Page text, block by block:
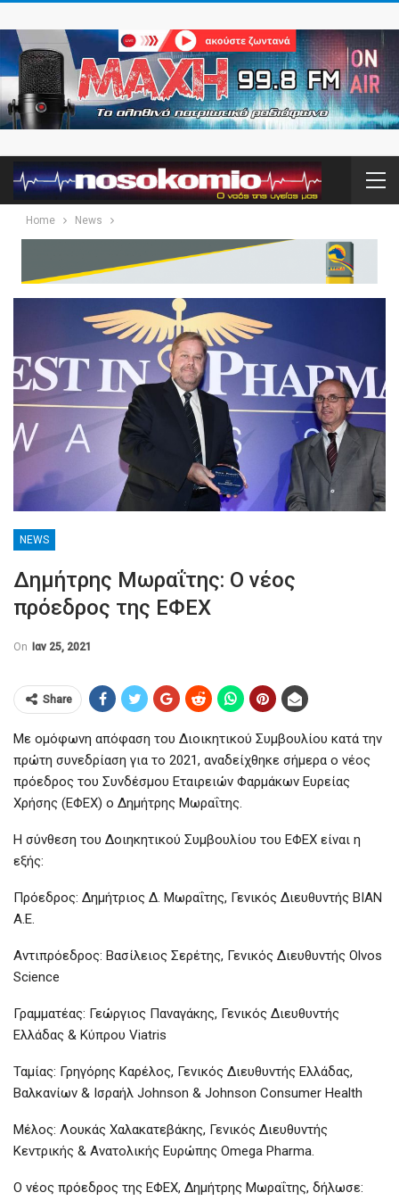
Home News
NEWS
Δημήτρης Μωραΐτης: Ο νέος
πρόεδρος της ΕΦΕΧ
On Ιαν 25, 2021
Share
Με ομόφωνη απόφαση του Διοικητικού Συμβουλίου κατά την
πρώτη συνεδρίαση για το 2021, αναδείχθηκε σήμερα ο νέος
πρόεδρος του Συνδέσμου Εταιρειών Φαρμάκων Ευρείας
Χρήσης (ΕΦΕΧ) ο Δημήτρης Μωραΐτης.
Η σύνθεση του Δοιηκητικού Συμβουλίου του ΕΦΕΧ είναι η
εξής:
Πρόεδρος: Δημήτριος Δ. Μωραΐτης, Γενικός Διευθυντής ΒΙΑΝ
Α.Ε.
Αντιπρόεδρος: Βασίλειος Σερέτης, Γενικός Διευθυντής Olvos
Science
Γραμματέας: Γεώργιος Παναγάκης, Γενικός Διευθυντής
Ελλάδας & Κύπρου Viatris
Ταμίας: Γρηγόρης Καρέλος, Γενικός Διευθυντής Ελλάδας,
Βαλκανίων & Ισραήλ Johnson & Johnson Consumer Health
Μέλος: Λουκάς Χαλακατεβάκης, Γενικός Διευθυντής
Κεντρικής & Ανατολικής Ευρώπης Omega Pharma.
Ο νέος πρόεδρος της ΕΦΕΧ, Δημήτρης Μωραΐτης, δήλωσε: